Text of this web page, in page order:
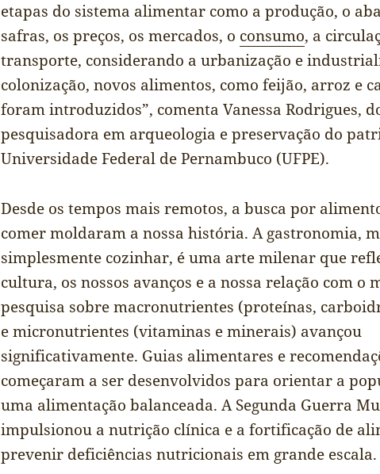
etapas do sistema alimentar como a produção, o
safras, os preços, os mercados, o consumo, a
transporte, considerando a urbanização e
colonização, novos alimentos, como feijão, arroz e
foram introduzidos”, comenta Vanessa Rodrigues,
pesquisadora em arqueologia e preservação do
Universidade Federal de Pernambuco (UFPE).
Desde os tempos mais remotos, a busca por
comer moldaram a nossa história. A gastronomia,
simplesmente cozinhar, é uma arte milenar que
cultura, os nossos avanços e a nossa relação com o
pesquisa sobre macronutrientes (proteínas,
e micronutrientes (vitaminas e minerais) avançou
significativamente. Guias alimentares e
começaram a ser desenvolvidos para orientar a
uma alimentação balanceada. A Segunda Guerra
impulsionou a nutrição clínica e a fortificação de
prevenir deficiências nutricionais em grande escala.